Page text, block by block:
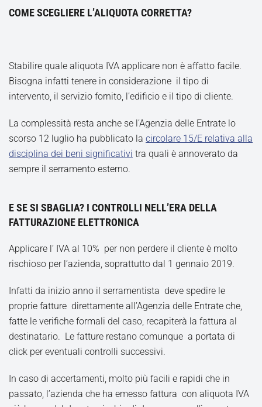
COME SCEGLIERE L’ALIQUOTA CORRETTA?
Stabilire quale aliquota IVA applicare non è affatto facile.
Bisogna infatti tenere in considerazione il tipo di
intervento, il servizio fornito, l’edificio e il tipo di cliente.
La complessità resta anche se l’Agenzia delle Entrate lo
scorso 12 luglio ha pubblicato la circolare 15/E relativa alla
disciplina dei beni significativi tra quali è annoverato da
sempre il serramento esterno.
E SE SI SBAGLIA? I CONTROLLI NELL’ERA DELLA
FATTURAZIONE ELETTRONICA
Applicare l’ IVA al 10% per non perdere il cliente è molto
rischioso per l’azienda, soprattutto dal 1 gennaio 2019.
Infatti da inizio anno il serramentista deve spedire le
proprie fatture direttamente all’Agenzia delle Entrate che,
fatte le verifiche formali del caso, recapiterà la fattura al
destinatario. Le fatture restano comunque a portata di
click per eventuali controlli successivi.
In caso di accertamenti, molto più facili e rapidi che in
passato, l’azienda che ha emesso fattura con aliquota IVA